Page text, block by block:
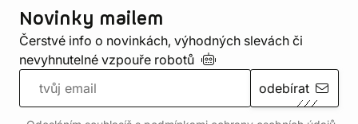
Novinky mailem
Čerstvé info o novinkách, výhodných slevách či
nevyhnutelné vzpouře robotů
odebírat